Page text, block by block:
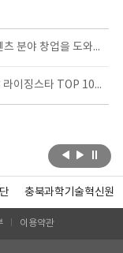
충북콘텐츠코리아랩이 문화콘텐츠 분야 창업을 도와드립니다!
충북콘텐츠코리아랩 선정 2023 라이징스타 TOP 10, 10월 콘서트에서 당신의 뮤지션에게 투표하세요
충북과학기술혁신원
이용약관